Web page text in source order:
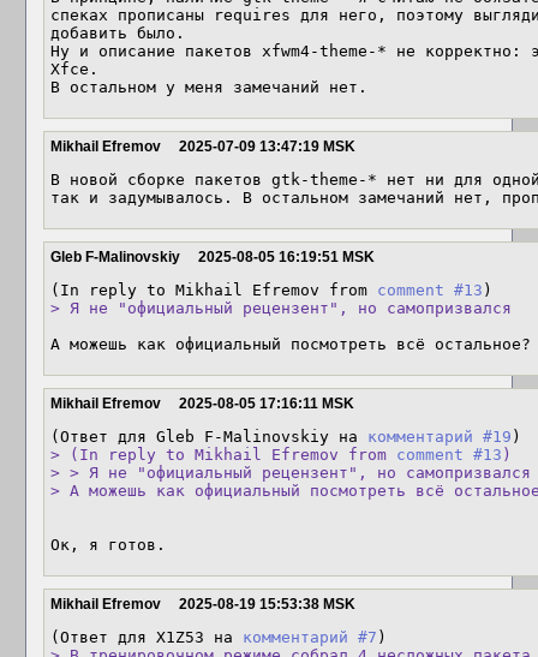
спеках прописаны requires для него, поэтому
добавить было.
Ну и описание пакетов xfwm4-theme-* не корректно:
Xfce.
В остальном у меня замечаний нет.
Mikhail Efremov 2025-07-09 13:47:19 MSK
В новой сборке пакетов gtk-theme-* нет ни для
так и задумывалось. В остальном замечаний нет,
Gleb F-Malinovskiy 2025-08-05 16:19:51 MSK
(In reply to Mikhail Efremov from comment #13
> Я не "официальный рецензент", но самопризвался
А можешь как официальный посмотреть всё
Mikhail Efremov 2025-08-05 17:16:11 MSK
(Ответ для Gleb F-Malinovskiy на комментарий #19
> (In reply to Mikhail Efremov from comment #13 )
> > Я не "официальный рецензент", но самопризвался
> А можешь как официальный посмотреть всё
Ок, я готов.
Mikhail Efremov 2025-08-19 15:53:38 MSK
(Ответ для X1Z53 на комментарий #7